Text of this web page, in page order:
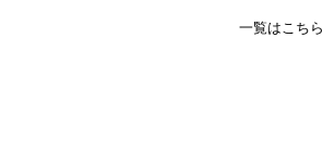
一覧はこちら